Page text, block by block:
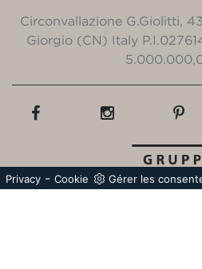
Circonvallazione G.Giolitti,
Giorgio (CN) Italy
Privacy - Cookie Gérer les